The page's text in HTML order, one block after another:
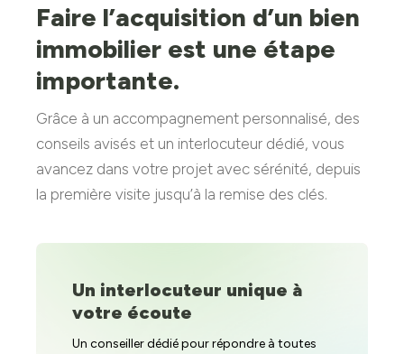
Faire l’acquisition d’un bien
immobilier est une étape
importante.
Grâce à un accompagnement personnalisé, des
conseils avisés et un interlocuteur dédié, vous
avancez dans votre projet avec sérénité, depuis
la première visite jusqu’à la remise des clés.
Un interlocuteur unique à
votre écoute
Un conseiller dédié pour répondre à toutes